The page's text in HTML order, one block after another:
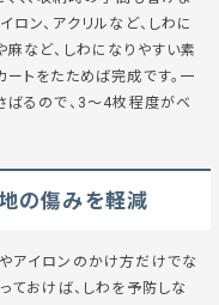
ロン、アクリルなど、しわに
など、しわになりやすい素
トをたためば完成です。一
ばるので、3〜4枚程度がベ
の傷みを軽減
アイロンのかけ方だけでな
ておけば、しわを予防しな